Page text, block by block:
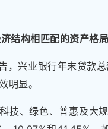
结构相匹配的资产格
，兴业银行年末贷款
明显。
技、绿色、普惠及大